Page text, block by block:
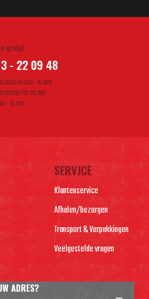
ADRES?
graag!
- 22 09 48
08.30U - 18.00U
TOT 20.00U
- 16.00U
SERVICE
Klantenservice
Afhalen/bezorgen
Transport & Verpakkingen
Veelgestelde vragen